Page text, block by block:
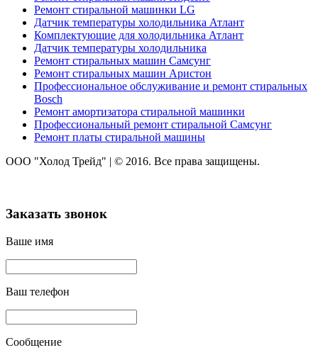
Ремонт стиральной машинки LG
Датчик температуры холодильника Атлант
Комплектующие для холодильника Атлант
Датчик температуры холодильника
Ремонт стиральных машин Самсунг
Ремонт стиральных машин Аристон
Профессиональное обслуживание и ремонт стиральных
Bosch
Ремонт амортизатора стиральной машинки
Профессиональный ремонт стиральной Самсунг
Ремонт платы стиральной машины
ООО "Холод Трейд" | © 2016. Все права защищены.
Заказать звонок
Ваше имя
Ваш телефон
Сообщение